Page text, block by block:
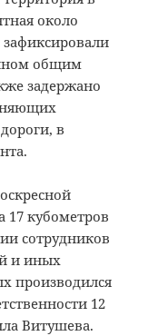
около
зафиксировали
общим
задержано
в
17 кубометров
сотрудников
и иных
производился
12
Витушева.